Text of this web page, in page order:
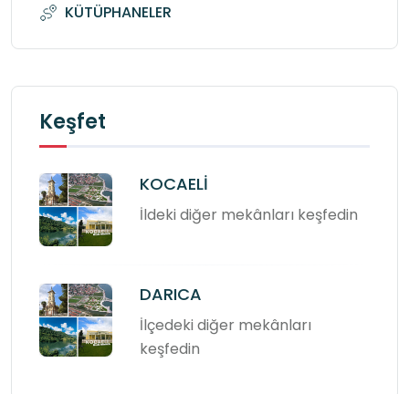
KÜTÜPHANELER
Keşfet
KOCAELİ
İldeki diğer mekânları keşfedin
DARICA
İlçedeki diğer mekânları
keşfedin